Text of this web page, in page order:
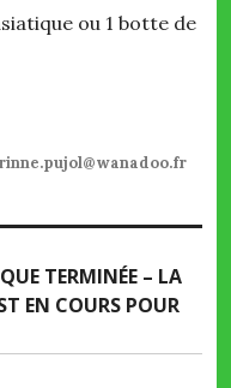
ou 1 botte de
TERMINÉE – LA
EN COURS POUR